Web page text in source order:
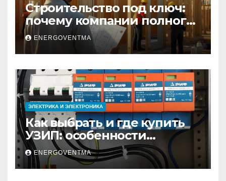
Строительство под ключ:
почему компании полного
цикла меняют рынок
недвижимости
ENERGOVENTMA
ЭЛЕКТРИКА И ЭЛЕКТРОНИКА
Как выбрать и где купить
УЗИП: особенности
устройств защиты от
импульсных
перенапряжений
ENERGOVENTMA